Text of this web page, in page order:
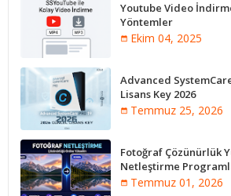
Youtube Video
Yöntemler
Ekim 04, 2025
Advanced
Lisans Key 2026
Temmuz 25, 2026
Fotoğraf Çözünürlük
Netleştirme
Temmuz 01, 2026